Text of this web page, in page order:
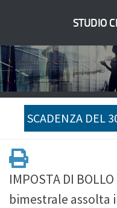
STUDIO
SCADENZA DEL
IMPOSTA DI
bimestrale assolta